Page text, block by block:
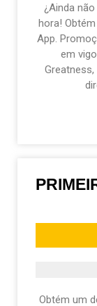
¿Ainda
hora!
App.
em
Obtém um